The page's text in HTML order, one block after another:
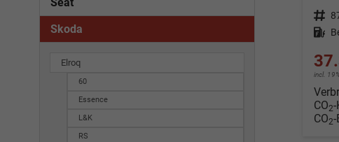
Fahrzeugnr.
Kraftstoff
incl.
CO2-
CO2
Skoda
Elroq
60
Essence
L&K
RS